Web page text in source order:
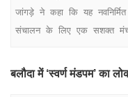
जांगड़े ने कहा कि यह
संचालन के लिए एक सशक्त मंच
​बलौदा में ‘स्वर्ण मंडपम’ का